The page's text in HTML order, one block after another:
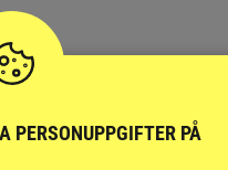
PERSONUPPGIFTER PÅ